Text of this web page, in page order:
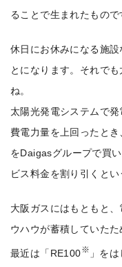
ることで生まれたもので
休日にお休みになる施
とになります。それで
ね。
太陽光発電システムで
費電力量を上回ったと
をDaigasグループで買
ビス料金を割り引くと
大阪ガスにはもともと
ウハウが蓄積していたた
最近は「RE100※ 」を